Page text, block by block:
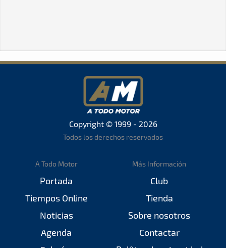
Copyright © 1999 - 2026
Todos los derechos reservados
A Todo Motor
Portada
Tiempos Online
Noticias
Agenda
Más Información
Club
Tienda
Sobre nosotros
Contactar